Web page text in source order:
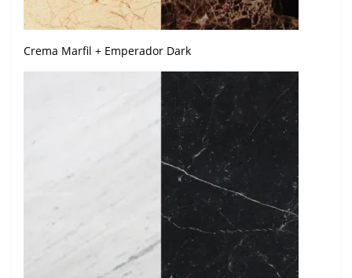
Crema Marfil + Emperador Dark